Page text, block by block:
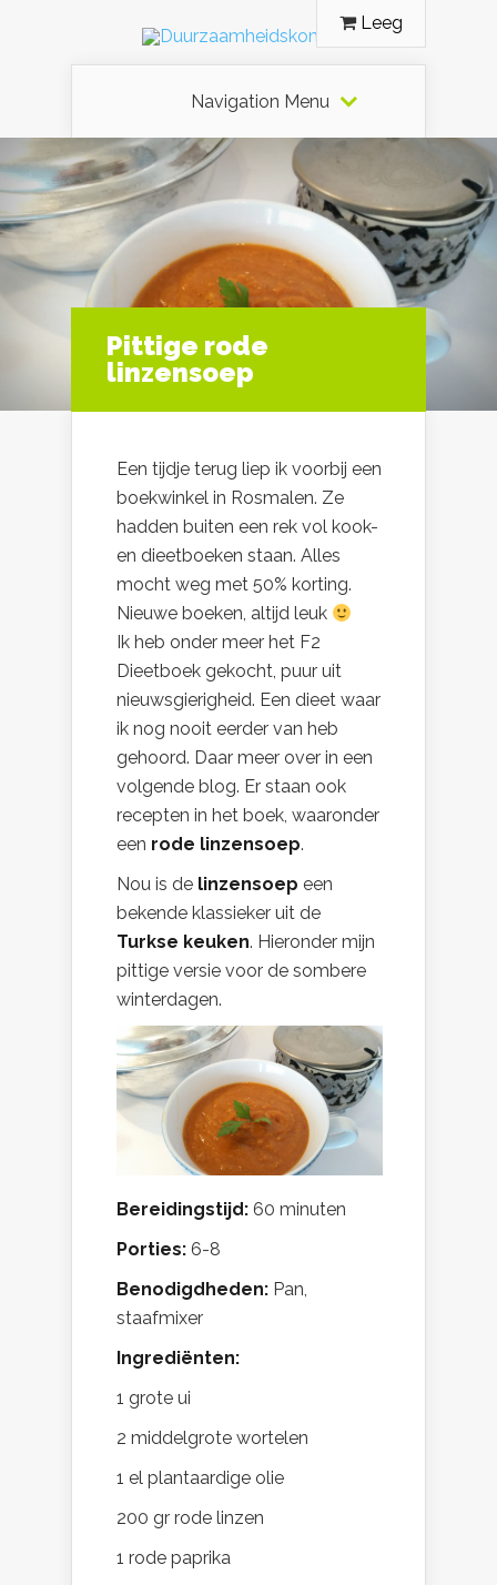
Leeg
Navigation Menu
Pittige rode
linzensoep
Een tijdje terug liep ik voorbij een
boekwinkel in Rosmalen. Ze
hadden buiten een rek vol kook-
en dieetboeken staan. Alles
mocht weg met 50% korting.
Nieuwe boeken, altijd leuk
Ik heb onder meer het F2
Dieetboek gekocht, puur uit
nieuwsgierigheid. Een dieet waar
ik nog nooit eerder van heb
gehoord. Daar meer over in een
volgende blog. Er staan ook
recepten in het boek, waaronder
een rode linzensoep.
Nou is de linzensoep een
bekende klassieker uit de
Turkse keuken. Hieronder mijn
pittige versie voor de sombere
winterdagen.
Bereidingstijd: 60 minuten
Porties: 6-8
Benodigdheden: Pan,
staafmixer
Ingrediënten:
1 grote ui
2 middelgrote wortelen
1 el plantaardige olie
200 gr rode linzen
1 rode paprika